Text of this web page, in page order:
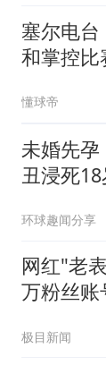
塞尔电台
和掌控比
懂球帝
未婚先
丑浸死
环球趣闻分享
网红"老
万粉丝账
极目新闻